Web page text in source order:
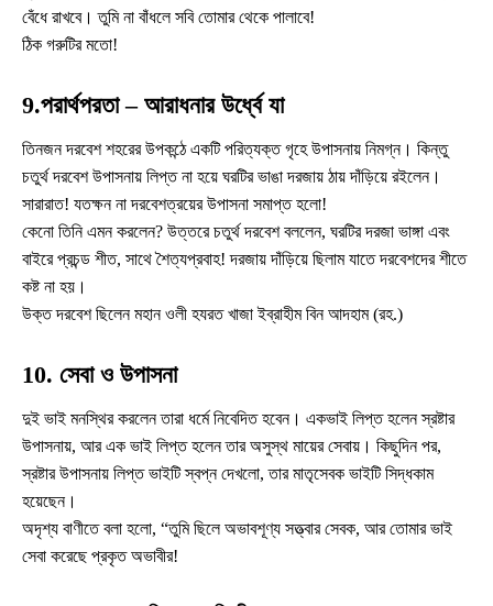
বেঁধে রাখবে। তুমি না বাঁধলে সবি তোমার থেকে পালাবে!
ঠিক গরুটির মতো!
9.পরার্থপরতা – আরাধনার উর্ধ্বে যা
তিনজন দরবেশ শহরের উপকন্ঠে একটি পরিত্যক্ত গৃহে উপাসনায় নিমগ্ন। কিন্তু
চতুর্থ দরবেশ উপাসনায় লিপ্ত না হয়ে ঘরটির ভাঙা দরজায় ঠায় দাঁড়িয়ে রইলেন।
সারারাত! যতক্ষন না দরবেশত্রয়ের উপাসনা সমাপ্ত হলো!
কেনো তিনি এমন করলেন? উত্তরে চতুর্থ দরবেশ বললেন, ঘরটির দরজা ভাঙ্গা এবং
বাইরে প্রচন্ড শীত, সাথে শৈত্যপ্রবাহ! দরজায় দাঁড়িয়ে ছিলাম যাতে দরবেশদের শীতে
কষ্ট না হয়।
উক্ত দরবেশ ছিলেন মহান ওলী হযরত খাজা ইব্রাহীম বিন আদহাম (রহ.)
10. সেবা ও উপাসনা
দুই ভাই মনস্থির করলেন তারা ধর্মে নিবেদিত হবেন। একভাই লিপ্ত হলেন স্রষ্টার
উপাসনায়, আর এক ভাই লিপ্ত হলেন তার অসুস্থ মায়ের সেবায়। কিছুদিন পর,
স্রষ্টার উপাসনায় লিপ্ত ভাইটি স্বপ্ন দেখলো, তার মাতৃসেবক ভাইটি সিদ্ধকাম
হয়েছেন।
অদৃশ্য বাণীতে বলা হলো, “তুমি ছিলে অভাবশূণ্য সত্ত্বার সেবক, আর তোমার ভাই
সেবা করেছে প্রকৃত অভাবীর!